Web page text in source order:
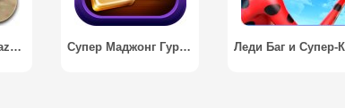
Road Warrior - Crazy & Armored Супер Маджонг Гуру / Super Mahjong Guru